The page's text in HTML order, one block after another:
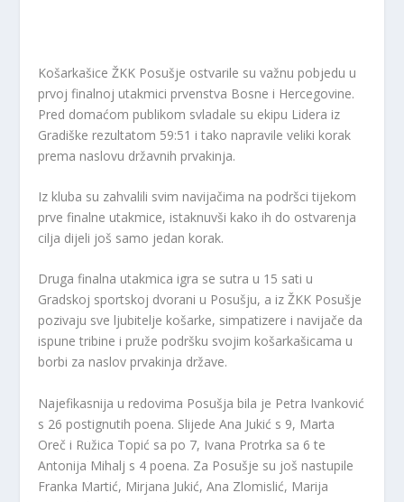
Košarkašice ŽKK Posušje ostvarile su važnu pobjedu u
prvoj finalnoj utakmici prvenstva Bosne i Hercegovine.
Pred domaćom publikom svladale su ekipu Lidera iz
Gradiške rezultatom 59:51 i tako napravile veliki korak
prema naslovu državnih prvakinja.
Iz kluba su zahvalili svim navijačima na podršci tijekom
prve finalne utakmice, istaknuvši kako ih do ostvarenja
cilja dijeli još samo jedan korak.
Druga finalna utakmica igra se sutra u 15 sati u
Gradskoj sportskoj dvorani u Posušju, a iz ŽKK Posušje
pozivaju sve ljubitelje košarke, simpatizere i navijače da
ispune tribine i pruže podršku svojim košarkašicama u
borbi za naslov prvakinja države.
Najefikasnija u redovima Posušja bila je Petra Ivanković
s 26 postignutih poena. Slijede Ana Jukić s 9, Marta
Oreč i Ružica Topić sa po 7, Ivana Protrka sa 6 te
Antonija Mihalj s 4 poena. Za Posušje su još nastupile
Franka Martić, Mirjana Jukić, Ana Zlomislić, Marija